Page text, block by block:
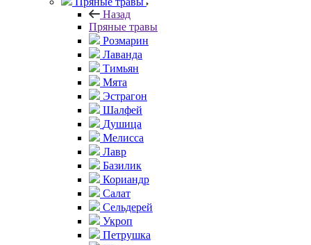
Назад
Пряные травы
Розмарин
Лаванда
Тимьян
Мята
Эстрагон
Шалфей
Душица
Мелисса
Лавр
Базилик
Кориандр
Салат
Сельдерей
Укроп
Петрушка